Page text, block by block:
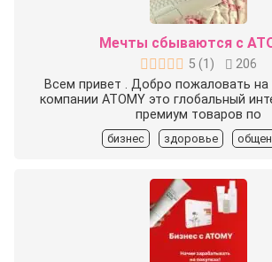
Мечты сбываются с
5 (1 )
206
Всем привет . Добро пожаловать на
компании ATOMY это глобальный
премиум товаров по
бизнес здоровье